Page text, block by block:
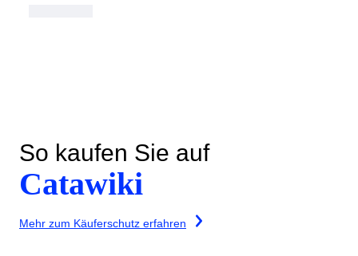
So kaufen Sie auf
Catawiki
Mehr zum Käuferschutz erfahren